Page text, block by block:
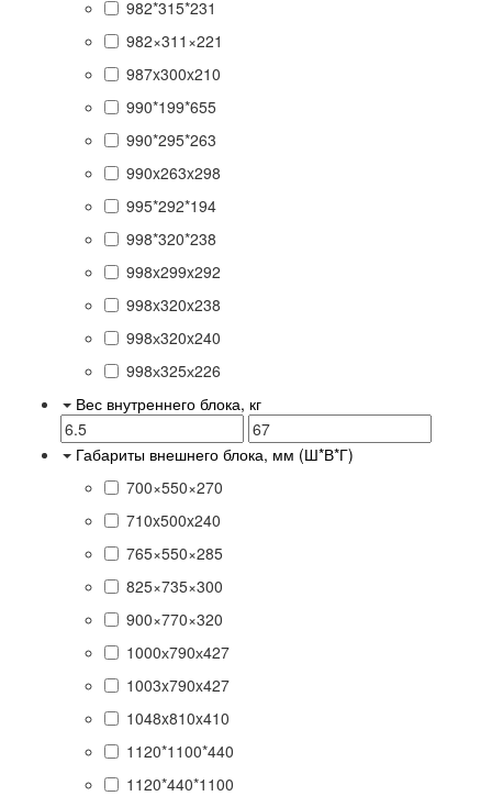
982*315*231
982×311×221
987x300x210
990*199*655
990*295*263
990x263x298
995*292*194
998*320*238
998x299x292
998x320x238
998х320x240
998х325х226
Вес внутреннего блока, кг
Габариты внешнего блока, мм (Ш*В*Г)
700×550×270
710x500x240
765×550×285
825×735×300
900×770×320
1000х790х427
1003x790x427
1048x810x410
1120*1100*440
1120*440*1100